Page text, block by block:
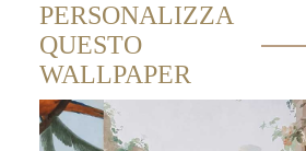
PERSONALIZZA
QUESTO
WALLPAPER